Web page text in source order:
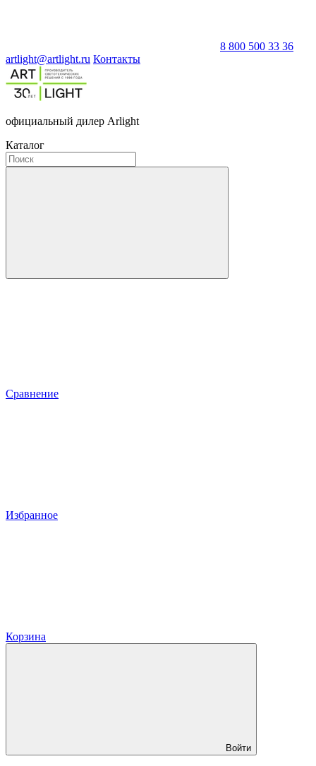
8 800 500 33 36
artlight@artlight.ru Контакты
официальный дилер Arlight
Каталог
Сравнение
Избранное
Корзина
Войти